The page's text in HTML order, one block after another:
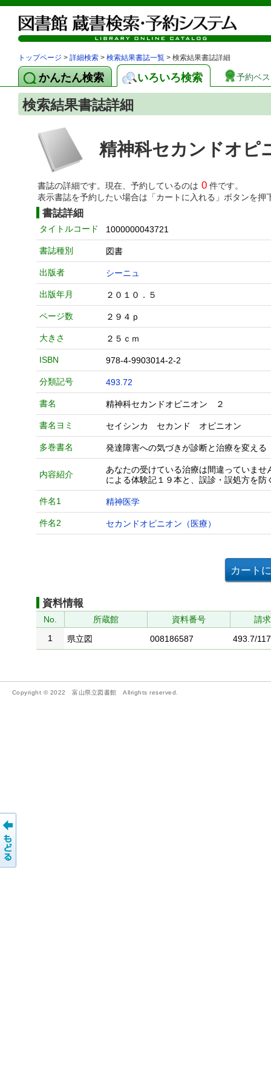
トップページ > 詳細検索 > 検索結果書誌一覧 > 検索結果書誌詳細
かんたん検索 いろいろ検索 予約ベ
検索結果書誌詳細
精神科セカンドオ
書誌の詳細です。現在、予約しているのは 0 件です。
表示書誌を予約したい場合は「カートに入れる」ボタンを押
書誌詳細
タイトルコード 1000000043721
書誌種別 図書
出版者 シーニュ
出版年月 ２０１０．５
ページ数 ２９４ｐ
大きさ ２５ｃｍ
ISBN 978-4-9903014-2-2
分類記号 493.72
書名 精神科セカンドオピニオン ２
書名ヨミ セイシンカ セカンド オピニオン
多巻書名 発達障害への気づきが診断と治療を変える
内容紹介
あなたの受けている治療は間違っていま
による体験記１９本と、誤診・誤処方を
件名1 精神医学
件名2 セカンドオピニオン（医療）
資料情報
No. 所蔵館 資料番号
請
1
県立図 008186587 493.7/
Copyright © 2022 富山県立図書館 Allrights reserved.